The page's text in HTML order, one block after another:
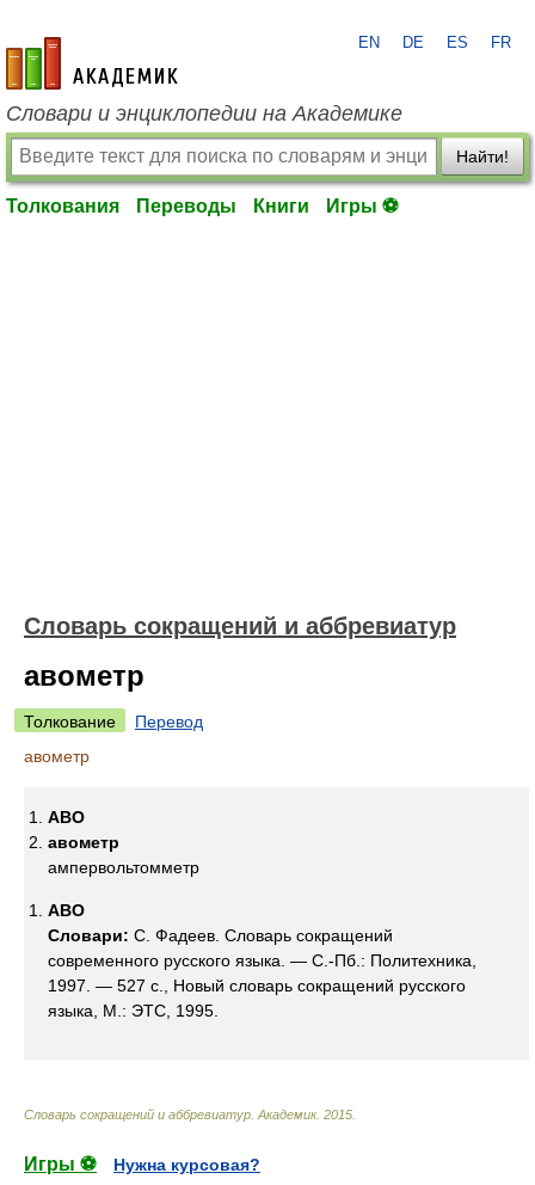
academic.ru
EN DE ES FR
Словари и энциклопедии на Академике
Найти!
Толкования Переводы Книги Игры ⚽
Словарь сокращений и аббревиатур
авометр
Толкование
Перевод
авометр
АВО
авометр
ампервольтомметр
АВО
Словари: С. Фадеев. Словарь сокращений
современного русского языка. — С.-Пб.: Политехника,
1997. — 527 с., Новый словарь сокращений русского
языка, М.: ЭТС, 1995.
Словарь сокращений и аббревиатур Академик. 2015
Игры ⚽
Нужна курсовая?